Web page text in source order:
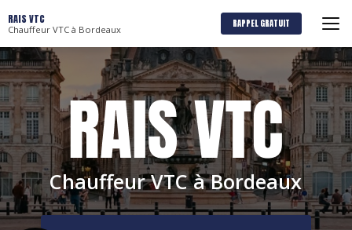
au
contenu
principal
RAIS VTC
Chauffeur VTC à Bordeaux RAPPEL GRATUIT
Chauffeur VTC à Bordeaux